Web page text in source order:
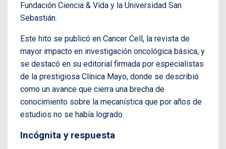
Fundación Ciencia & Vida y la Universidad San
Sebastián.
Este hito se publicó en Cancer Cell, la revista de
mayor impacto en investigación oncológica básica, y
se destacó en su editorial firmada por especialistas
de la prestigiosa Clínica Mayo, donde se describió
como un avance que cierra una brecha de
conocimiento sobre la mecanística que por años de
estudios no se había logrado.
Incógnita y respuesta